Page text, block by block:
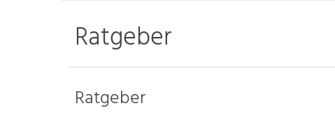
Ratgeber
Ratgeber